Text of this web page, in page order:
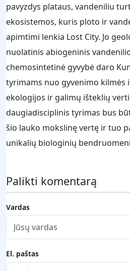
pavyzdys plataus, vandeniliu
ekosistemos, kuris ploto ir
apimtimi lenkia Lost City. Jo
nuolatinis abiogeninis
chemosintetinė gyvybė daro
tyrimams nuo gyvenimo kilmės
ekologijos ir galimų išteklių
daugiadisciplinis tyrimas bus
šio lauko mokslinę vertę ir tuo
unikalių biologinių
Palikti komentarą
Vardas
El. paštas